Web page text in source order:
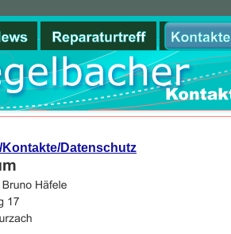
Kontakte/Datenschutz